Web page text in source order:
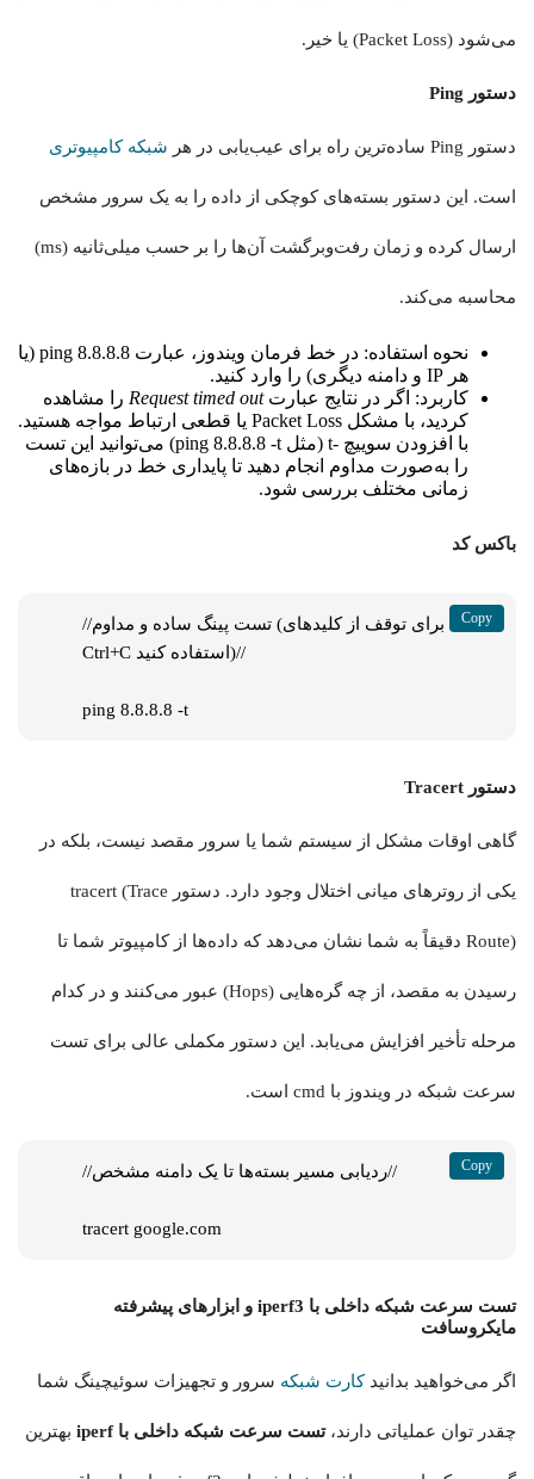
می‌شود (Packet Loss) یا خیر.
دستور Ping
دستور Ping ساده‌ترین راه برای عیب‌یابی در هر شبکه کامپیوتری
است. این دستور بسته‌های کوچکی از داده را به یک سرور مشخص
ارسال کرده و زمان رفت‌و‌برگشت آن‌ها را بر حسب میلی‌ثانیه (ms)
محاسبه می‌کند.
نحوه استفاده: در خط فرمان ویندوز، عبارت ping 8.8.8.8 (یا
هر IP و دامنه دیگری) را وارد کنید.
کاربرد: اگر در نتایج عبارتRequest timed out را مشاهده
کردید، با مشکل Packet Loss یا قطعی ارتباط مواجه هستید.
با افزودن سوییچ -t (مثل ping 8.8.8.8 -t) می‌توانید این تست
را به‌صورت مداوم انجام دهید تا پایداری خط در بازه‌های
زمانی مختلف بررسی شود.
باکس کد
//تست پینگ ساده و مداوم (برای توقف از کلیدهای
Ctrl+C استفاده کنید)//
ping 8.8.8.8 -t
دستور Tracert
گاهی اوقات مشکل از سیستم شما یا سرور مقصد نیست، بلکه در
یکی از روترهای میانی اختلال وجود دارد. دستور tracert (Trace
Route) دقیقاً به شما نشان می‌دهد که داده‌ها از کامپیوتر شما تا
رسیدن به مقصد، از چه گره‌هایی (Hops) عبور می‌کنند و در کدام
مرحله تأخیر افزایش می‌یابد. این دستور مکملی عالی برای تست
سرعت شبکه در ویندوز با cmd است.
//ردیابی مسیر بسته‌ها تا یک دامنه مشخص//
tracert google.com
تست سرعت شبکه داخلی با iperf3 و ابزارهای پیشرفته
مایکروسافت
اگر می‌خواهید بدانیدکارت شبکه سرور و تجهیزات سوئیچینگ شما
چقدر توان عملیاتی دارند،تست سرعت شبکه داخلی با iperf بهترین